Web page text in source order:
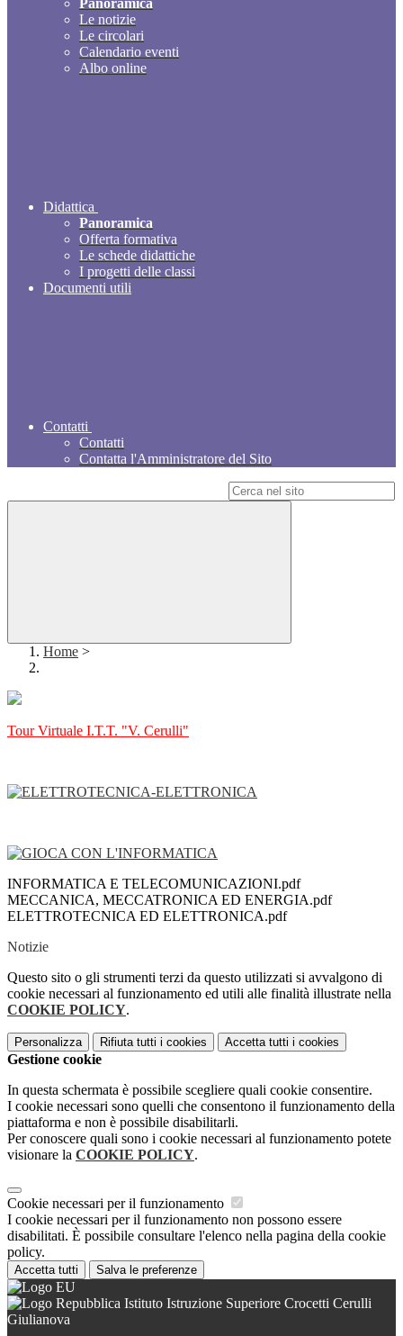
Panoramica
Le notizie
Le circolari
Calendario eventi
Albo online
Didattica
Panoramica
Offerta formativa
Le schede didattiche
I progetti delle classi
Documenti utili
Contatti
Contatti
Contatta l'Amministratore del Sito
Home >
Tour Virtuale I.T.T. "V. Cerulli"
INFORMATICA E TELECOMUNICAZIONI.pdf
MECCANICA, MECCATRONICA ED ENERGIA.pdf
ELETTROTECNICA ED ELETTRONICA.pdf
Notizie
Questo sito o gli strumenti terzi da questo utilizzati si avvalgono di
cookie necessari al funzionamento ed utili alle finalità illustrate nella
COOKIE POLICY.
Personalizza Rifiuta tutti i cookies Accetta tutti i cookies
Gestione cookie
In questa schermata è possibile scegliere quali cookie consentire.
I cookie necessari sono quelli che consentono il funzionamento della
piattaforma e non è possibile disabilitarli.
Per conoscere quali sono i cookie necessari al funzionamento potete
visionare la COOKIE POLICY.
Cookie necessari per il funzionamento
I cookie necessari per il funzionamento non possono essere
disabilitati. È possibile consultare l'elenco nella pagina della cookie
policy.
Accetta tutti Salva le preferenze
Istituto Istruzione Superiore Crocetti Cerulli
Giulianova